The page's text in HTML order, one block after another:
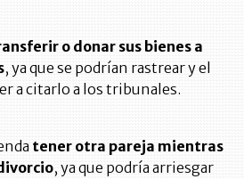
o donar sus bienes a
, ya que se podrían rastrear y el
a citarlo a los tribunales.
tener otra pareja mientras
, ya que podría arriesgar